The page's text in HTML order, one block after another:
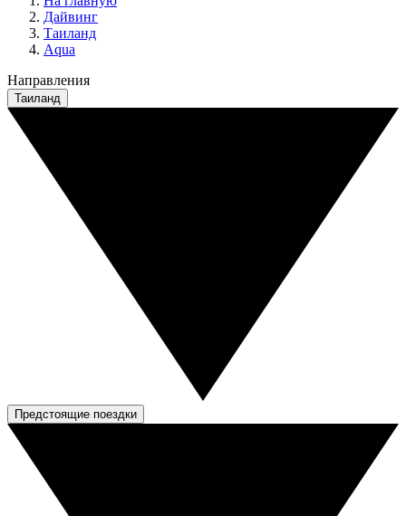
Дайвинг
Таиланд
Aqua
Направления
Таиланд
Предстоящие поездки